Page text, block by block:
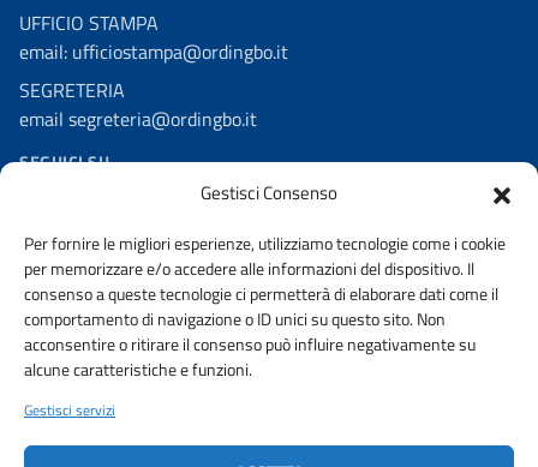
Gestisci Consenso
Per fornire le migliori esperienze, utilizziamo tecnologie come i cookie
per memorizzare e/o accedere alle informazioni del dispositivo. Il
consenso a queste tecnologie ci permetterà di elaborare dati come il
comportamento di navigazione o ID unici su questo sito. Non
acconsentire o ritirare il consenso può influire negativamente su
alcune caratteristiche e funzioni.
Gestisci servizi
UFFICIO STAMPA
email: ufficiostampa@ordingbo.it
SEGRETERIA
email segreteria@ordingbo.it
SEGUICI SU
Linkedin
Youtube
Instagram
AMMINISTRAZIONE TRASPARENTE PRIVACY POLICY